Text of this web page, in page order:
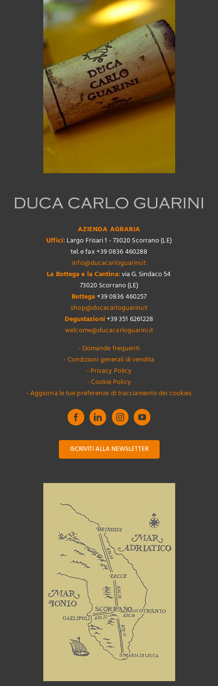
AZIENDA AGRARIA
Uffici: Largo Frisari 1 - 73020 Scorrano (LE)
tel. e fax +39 0836 460288
info@ducacarloguarini.it
La Bottega e la Cantina:via G. Sindaco 54
73020 Scorrano (LE)
Bottega+39 0836 460257
shop@ducacarloguarini.it
Degustazioni+39 351 6261228
welcome@ducacarloguarini.it
- Domande frequenti
- Condizioni generali di vendita
- Privacy Policy
- Cookie Policy
- Aggiorna le tue preferenze di tracciamento dei cookies
ISCRIVITI ALLA NEWSLETTER